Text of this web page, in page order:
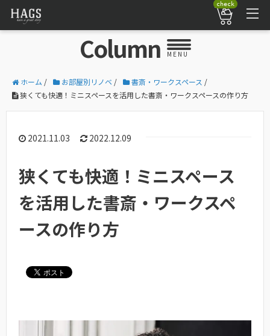
check
Column MENU
ホーム / お部屋別リノベ / 書斎・ワークスペース /
狭くても快適！ミニスペースを活用した書斎・ワークスペースの作り方
2021.11.03 2022.12.09
狭くても快適！ミニスペース
を活用した書斎・ワークスペ
ースの作り方